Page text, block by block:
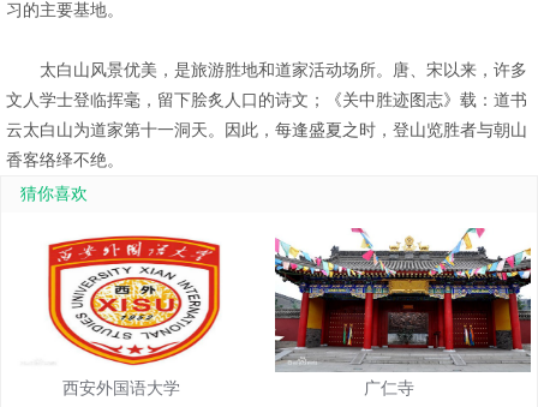
习的主要基地。
太白山风景优美，是旅游胜地和道家活动场所。唐、宋以来，许多
文人学士登临挥毫，留下脍炙人口的诗文；《关中胜迹图志》载：道书
云太白山为道家第十一洞天。因此，每逢盛夏之时，登山览胜者与朝山
香客络绎不绝。
猜你喜欢
西安外国语大学 广仁寺